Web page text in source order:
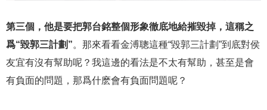
第三個，他是要把郭台銘整個形象徹底地給摧毀掉，這稱之
爲“毀郭三計劃”。那來看看金溥聰這種“毀郭三計劃”到底對侯
友宜有沒有幫助呢？我這邊的看法是不太有幫助，甚至是會
有負面的問題，那爲什麽會有負面問題呢？